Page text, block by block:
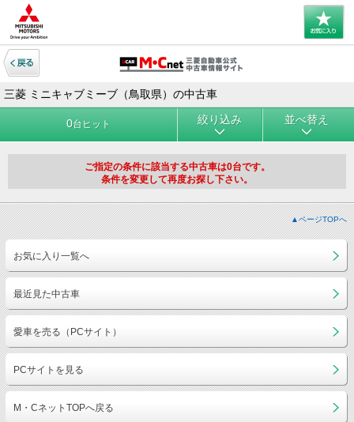
三菱 ミニキャブミーブ（鳥取県）の中古車
0台ヒット 絞り込み 並べ替え
ご指定の条件に該当する中古車は0台です。
条件を変更して再度お探し下さい。
▲ページTOPへ
お気に入り一覧へ
最近見た中古車
愛車を売る（PCサイト）
PCサイトを見る
M・CネットTOPへ戻る